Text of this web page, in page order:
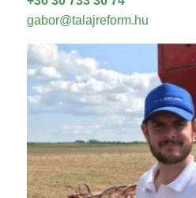
gabor@talajreform.hu